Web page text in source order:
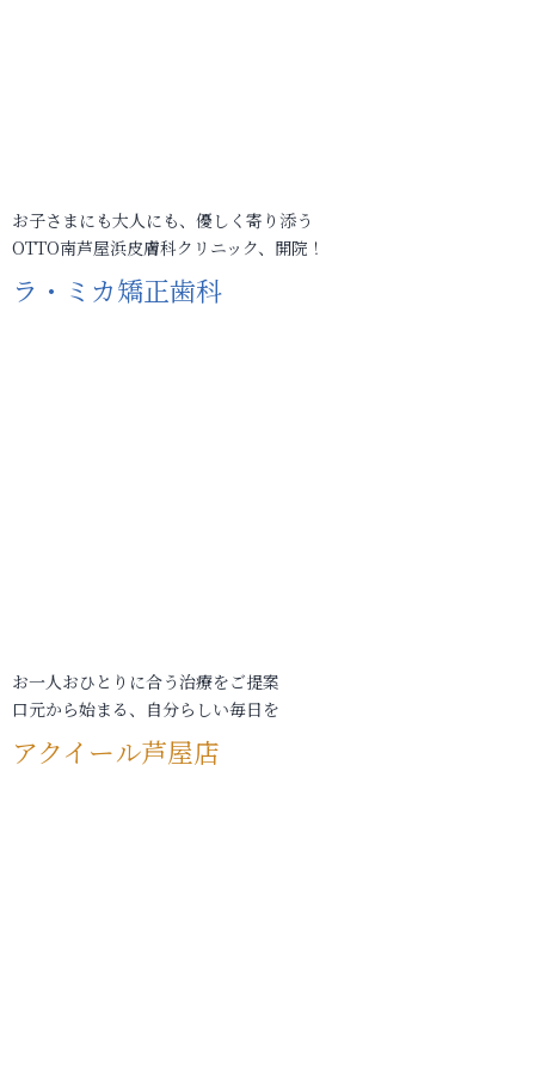
お子さまにも大人にも、優しく寄り添う
OTTO南芦屋浜皮膚科クリニック、開院！
ラ・ミカ矯正歯科
お一人おひとりに合う治療をご提案
口元から始まる、自分らしい毎日を
アクイール芦屋店